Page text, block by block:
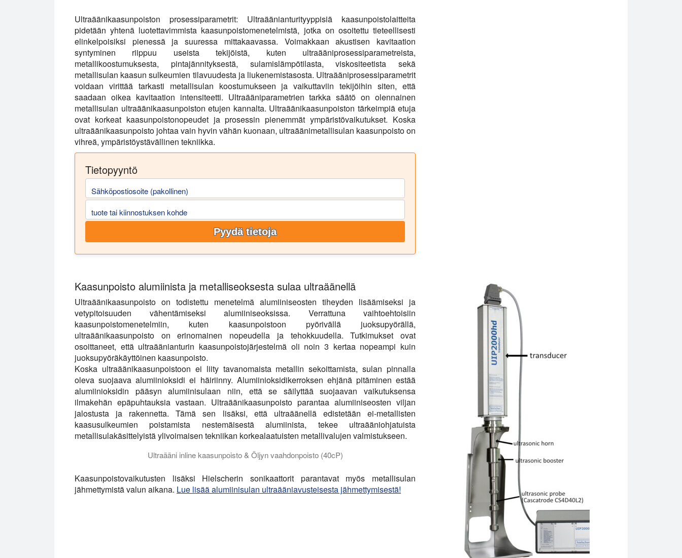
Ultraäänikaasunpoiston prosessiparametrit: Ultraäänianturityyppisiä kaasunpoistolaitteita
pidetään yhtenä luotettavimmista kaasunpoistomenetelmistä, jotka on osoitettu tieteellisesti
elinkelpoisiksi pienessä ja suuressa mittakaavassa. Voimakkaan akustisen kavitaation
syntyminen riippuu useista tekijöistä, kuten ultraääniprosessiparametreista,
metallikoostumuksesta, pintajännityksestä, sulamislämpötilasta, viskositeetista sekä
metallisulan kaasun sulkeumien tilavuudesta ja liukenemistasosta. Ultraääniprosessiparametrit
voidaan virittää tarkasti metallisulan koostumukseen ja vaikuttaviin tekijöihin siten, että
saadaan oikea kavitaation intensiteetti. Ultraääniparametrien tarkka säätö on olennainen
metallisulan ultraäänikaasunpoiston etujen kannalta. Ultraäänikaasunpoiston tärkeimpiä etuja
ovat korkeat kaasunpoistonopeudet ja prosessin pienemmät ympäristövaikutukset. Koska
ultraäänikaasunpoisto johtaa vain hyvin vähän kuonaan, ultraäänimetallisulan kaasunpoisto on
vihreä, ympäristöystävällinen tekniikka.
Tietopyyntö
Sähköpostiosoite (pakollinen)
tuote tai kiinnostuksen kohde
Pyydä tietoja
Kaasunpoisto alumiinista ja metalliseoksesta sulaa ultraäänellä
Ultraäänikaasunpoisto on todistettu menetelmä alumiiniseosten tiheyden lisäämiseksi ja
vetypitoisuuden vähentämiseksi alumiiniseoksissa. Verrattuna vaihtoehtoisiin
kaasunpoistomenetelmiin, kuten kaasunpoistoon pyörivällä juoksupyörällä,
ultraäänikaasunpoisto on erinomainen nopeudella ja tehokkuudella. Tutkimukset ovat
osoittaneet, että ultraäänianturin kaasunpoistojärjestelmä oli noin 3 kertaa nopeampi kuin
juoksupyöräkäyttöinen kaasunpoisto.
Koska ultraäänikaasunpoistoon ei liity tavanomaista metallin sekoittamista, sulan pinnalla
oleva suojaava alumiinioksidi ei häiriinny. Alumiinioksidikerroksen ehjänä pitäminen estää
alumiinioksidin pääsyn alumiinisulaan niin, että se säilyttää suojaavan vaikutuksensa
ilmakehän epäpuhtauksia vastaan. Ultraäänikaasunpoisto parantaa alumiiniseosten viljan
jalostusta ja rakennetta. Tämä sen lisäksi, että ultraäänellä edistetään ei-metallisten
kaasusulkeumien poistamista nestemäisestä alumiinista, tekee ultraääniohjatuista
metallisulakäsittelyistä ylivoimaisen tekniikan korkealaatuisten metallivalujen valmistukseen.
Ultraääni inline kaasunpoisto & Öljyn vaahdonpoisto (40cP)
Tämä video osoittaa viskoosin öljyn (40cP) tehokkaan kaasunpoiston. Ultrasonication poistaa pienet suspendoituneet kaasukuplat nesteestä ja vähentää liuenneen
Kaasunpoistovaikutusten lisäksi Hielscherin sonikaattorit parantavat myös metallisulan
jähmettymistä valun aikana. Lue lisää alumiinisulan ultraääniavusteisesta jähmettymisestä!